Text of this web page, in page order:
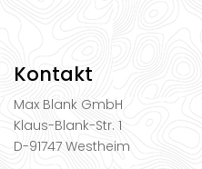
Kontakt
Max Blank GmbH
Klaus-Blank-Str. 1
D-91747 Westheim